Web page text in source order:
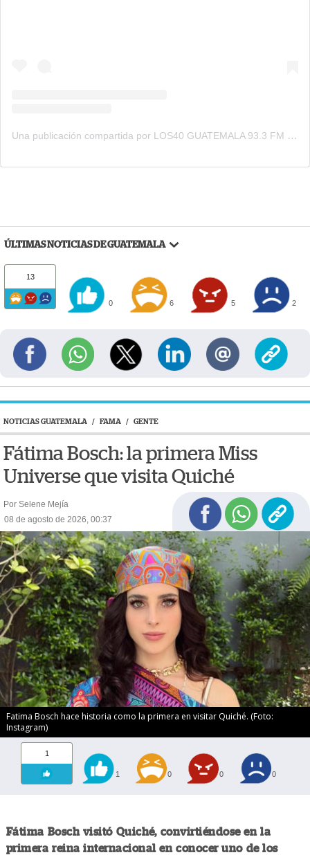
Una publicación compartida por LOS40 GUATEMALA 93.3 FM (@los40gt)
ÚLTIMAS NOTICIAS DE GUATEMALA
13
0 6 5 2
NOTICIAS GUATEMALA / FAMA / GENTE
Fátima Bosch: la primera Miss
Universe que visita Quiché
Por Selene Mejía
08 de agosto de 2026, 00:37
Fatima Bosch hace historia como la primera en visitar Quiché. (Foto:
Instagram)
1
1 0 0 0
Fátima Bosch visitó Quiché, convirtiéndose en la
primera reina internacional en conocer uno de los